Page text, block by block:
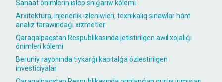
Sanaat ónimlerin islep shıǵarıw kólemi
Arxitektura, injenerlik izleniwleri, texnikalıq sınawlar hám
analiz tarawındaǵı xızmetler
Qaraqalpaqstan Respublikasında jetistirilgen awıl xojalıǵı
ónimleri kólemi
Beruniy rayonında tiykarǵı kapitalǵa ózlestirilgen
investiciyalar